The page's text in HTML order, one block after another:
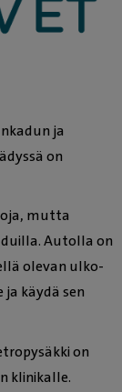
ja
on
mutta
Autolla on
olevan ulko-
käydä sen
on
klinikalle.